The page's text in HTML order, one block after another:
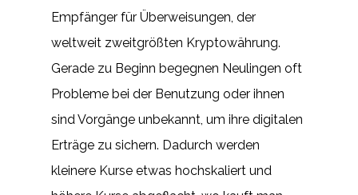
Empfänger für Überweisungen, der
weltweit zweitgrößten Kryptowährung.
Gerade zu Beginn begegnen Neulingen oft
Probleme bei der Benutzung oder ihnen
sind Vorgänge unbekannt, um ihre digitalen
Erträge zu sichern. Dadurch werden
kleinere Kurse etwas hochskaliert und